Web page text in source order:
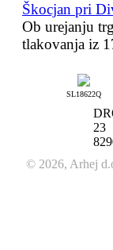
Škocjan pri
Ob urejanju
tlakovanja iz
SL18622Q
23
© 2026, Arhej